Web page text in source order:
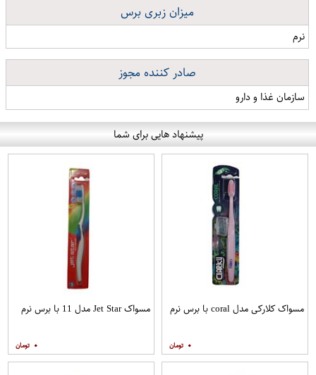
میزان زبری برس
نرم
صادر کننده مجوز
سازمان غذا و دارو
پیشنهاد هایی برای شما
مسواک کلارکی مدل coral با برس نرم
۰
مسواک Jet Star مدل 11 با برس نرم
۰